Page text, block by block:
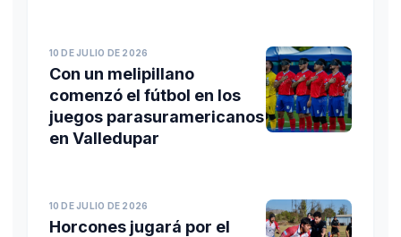
10 DE JULIO DE 2026
Con un melipillano
comenzó el fútbol en los
juegos parasuramericanos
en Valledupar
10 DE JULIO DE 2026
Horcones jugará por el